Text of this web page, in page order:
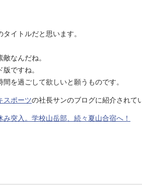
イトルだと思います。
なんだね。
ですね。
を過ごして欲しいと願うものです。
スポーツの社長サンのブログに紹介されて
突入。学校山岳部、続々夏山合宿へ！